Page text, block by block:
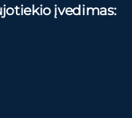
įvedimas: